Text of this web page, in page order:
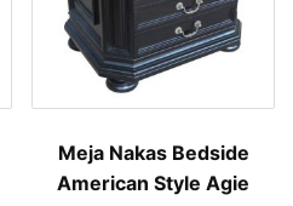
Meja Nakas Bedside
American Style Agie